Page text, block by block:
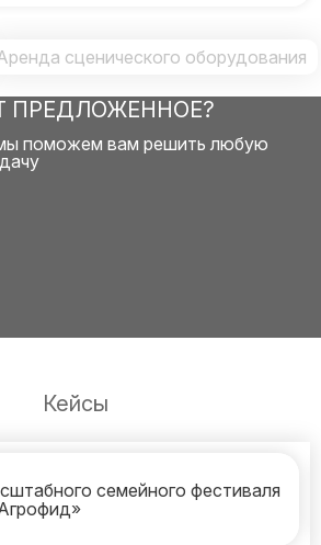
сценического оборудования
ПРЕДЛОЖЕННОЕ?
поможем вам решить любую
Кейсы
семейного фестиваля